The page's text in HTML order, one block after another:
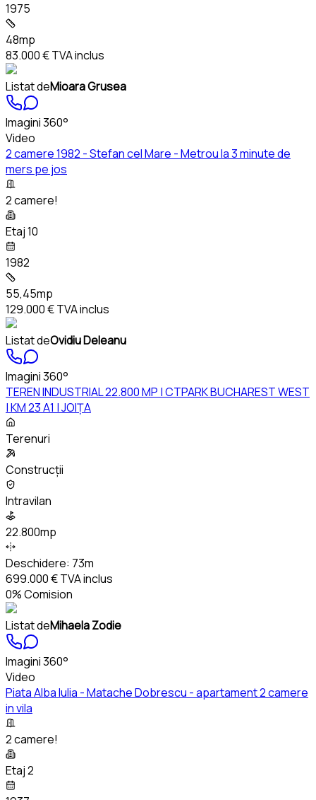
1975
48mp
83.000 €TVA inclus
Listat deMioara Grusea
Imagini 360°
Video
2 camere 1982 - Stefan cel Mare - Metrou la 3 minute de
mers pe jos
2 camere!
Etaj 10
1982
55,45mp
129.000 €TVA inclus
Listat deOvidiu Deleanu
Imagini 360°
TEREN INDUSTRIAL 22.800 MP | CTPARK BUCHAREST WEST
| KM 23 A1 | JOIȚA
Terenuri
Construcții
Intravilan
22.800mp
Deschidere: 73m
699.000 €TVA inclus
0% Comision
Listat deMihaela Zodie
Imagini 360°
Video
Piata Alba Iulia - Matache Dobrescu - apartament 2 camere
in vila
2 camere!
Etaj 2